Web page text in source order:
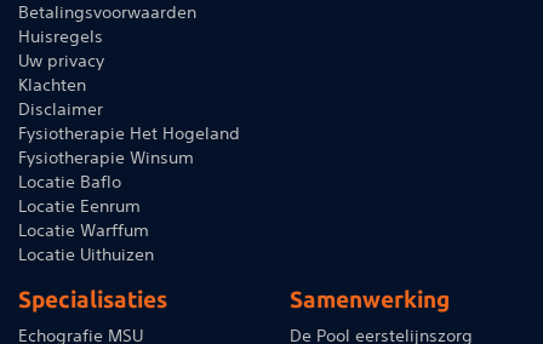
Betalingsvoorwaarden
Huisregels
Uw privacy
Klachten
Disclaimer
Fysiotherapie Het Hogeland
Fysiotherapie Winsum
Locatie Baflo
Locatie Eenrum
Locatie Warffum
Locatie Uithuizen
Specialisaties
Echografie MSU
Samenwerking
De Pool eerstelijnszorg